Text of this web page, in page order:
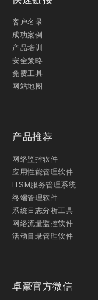
客户名录
成功案例
产品培训
安全策略
免费工具
网站地图
产品推荐
网络监控软件
应用性能管理软件
ITSM服务管理系统
终端管理软件
系统日志分析工具
网络流量监控软件
活动目录管理软件
卓豪官方微信